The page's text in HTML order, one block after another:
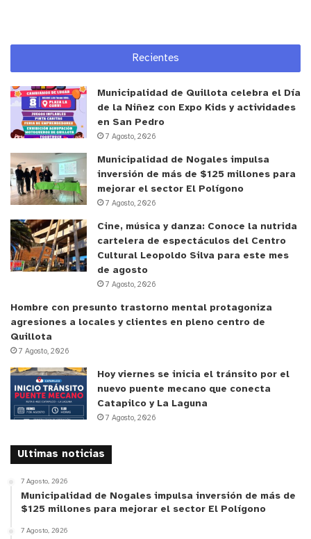
Recientes
Municipalidad de Quillota celebra el Día
de la Niñez con Expo Kids y actividades
en San Pedro
7 Agosto, 2026
Municipalidad de Nogales impulsa
inversión de más de $125 millones para
mejorar el sector El Polígono
7 Agosto, 2026
Cine, música y danza: Conoce la nutrida
cartelera de espectáculos del Centro
Cultural Leopoldo Silva para este mes
de agosto
7 Agosto, 2026
Hombre con presunto trastorno mental protagoniza
agresiones a locales y clientes en pleno centro de
Quillota
7 Agosto, 2026
Hoy viernes se inicia el tránsito por el
nuevo puente mecano que conecta
Catapilco y La Laguna
7 Agosto, 2026
Ultimas noticias
7 Agosto, 2026
Municipalidad de Nogales impulsa inversión de más de
$125 millones para mejorar el sector El Polígono
7 Agosto, 2026